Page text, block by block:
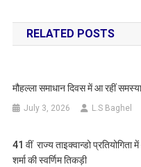
navigation
RELATED POSTS
मौहल्ला समाधान दिवस में आ रहीं
July 3, 2026 L.S Baghel
41 वीं राज्य ताइक्वान्डो
शर्मा की स्वर्णिम तिकड़ी